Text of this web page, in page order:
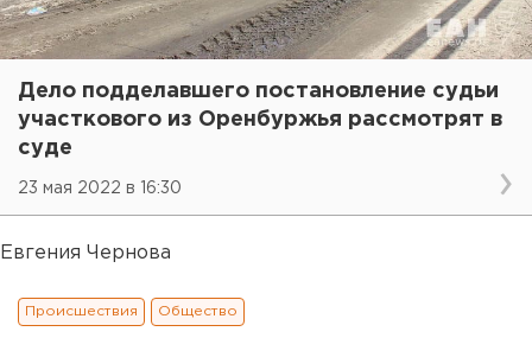
Дело подделавшего постановление судьи
участкового из Оренбуржья рассмотрят в
суде
23 мая 2022 в 16:30
Евгения Чернова
Происшествия Общество